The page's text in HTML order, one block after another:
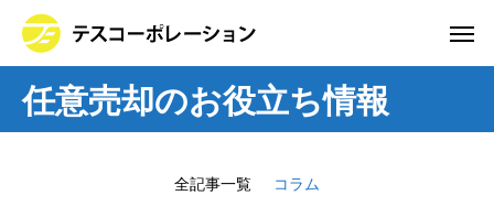
任意売却のお役立ち情報
全記事一覧 コラム